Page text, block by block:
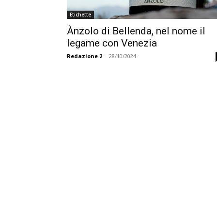
Etichette
Ànzolo di Bellenda, nel nome il
legame con Venezia
Redazione 2 - 28/10/2024